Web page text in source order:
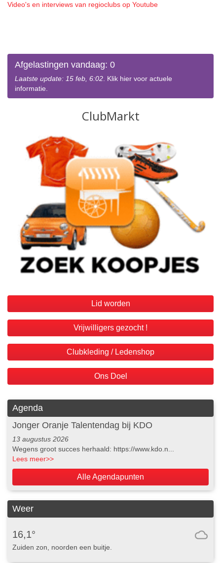
Video's en interviews van regioclubs op Youtube
Afgelastingen vandaag: 0
Laatste update: 15 feb, 6:02. Klik hier voor actuele
informatie.
Lid worden
Vrijwilligers gezocht !
Clubkleding / Ledenshop
Ons Doel
Agenda
Jonger Oranje Talentendag bij KDO
13 augustus 2026
Wegens groot succes herhaald: https://www.kdo.n...
Lees meer>>
Alle Agendapunten
Weer
16,1°
Zuiden zon, noorden een buitje